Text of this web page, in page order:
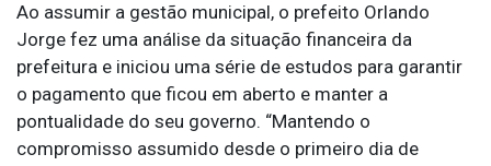
Ao assumir a gestão municipal, o prefeito Orlando
Jorge fez uma análise da situação financeira da
prefeitura e iniciou uma série de estudos para garantir
o pagamento que ficou em aberto e manter a
pontualidade do seu governo. “Mantendo o
compromisso assumido desde o primeiro dia de